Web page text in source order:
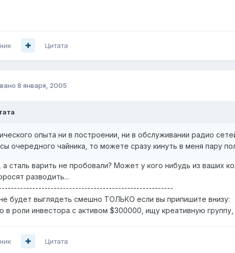
Цитата
8 января, 2005
опыта ни в построении, ни в обслуживании радио
очередного чайника, то можете сразу кинуть в меня пару
сталь варить не пробовали? Может у кого нибудь из ваших
разводить...
будет выглядеть смешно ТОЛЬКО если вы припишите внизу:
в роли инвестора с активом $300000, ищу креативную
Цитата